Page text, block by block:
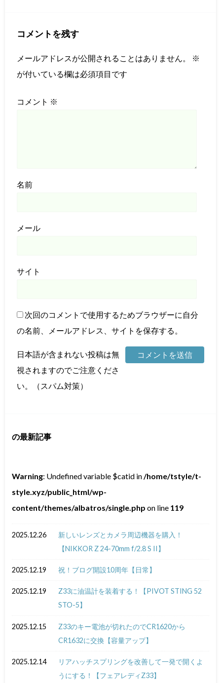
コメントを残す
メールアドレスが公開されることはありません。
※
が付いている欄は必須項目です
コメント ※
名前
メール
サイト
次回のコメントで使用するためブラウザーに自分
の名前、メールアドレス、サイトを保存する。
日本語が含まれない投稿は無
視されますのでご注意くださ
い。（スパム対策）
の最新記事
Warning: Undefined variable $catid in/home/tstyle/t-
style.xyz/public_html/wp-
content/themes/albatros/single.php on line 119
2025.12.26
新しいレンズとカメラ周辺機器を購入！
【NIKKOR Z 24-70mm f/2.8 S II】
2025.12.19 祝！ブログ開設10周年【日常】
2025.12.19
Z33に油温計を装着する！【PIVOT STING 52
STO-5】
2025.12.15
Z33のキー電池が切れたのでCR1620から
CR1632に交換【容量アップ】
2025.12.14
リアハッチスプリングを改善して一発で開くよ
うにする！【フェアレディZ33】